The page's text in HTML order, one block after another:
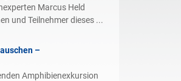
Marcus Held
und Teilnehmer dieses ...
–
Amphibienexkursion